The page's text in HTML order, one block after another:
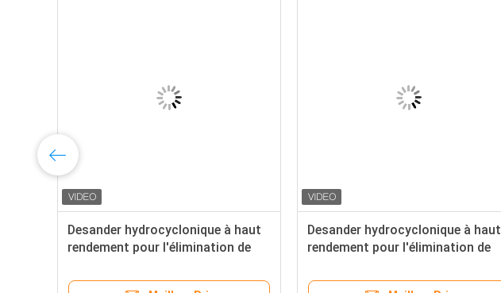
Desander hydrocyclonique à haut
rendement pour l'élimination de
des impuretés
Desander hydrocyclonique à haut
rendement pour l'élimination de
des impuretés